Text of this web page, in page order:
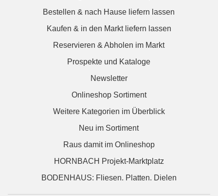
Bestellen & nach Hause liefern lassen
Kaufen & in den Markt liefern lassen
Reservieren & Abholen im Markt
Prospekte und Kataloge
Newsletter
Onlineshop Sortiment
Weitere Kategorien im Überblick
Neu im Sortiment
Raus damit im Onlineshop
HORNBACH Projekt-Marktplatz
BODENHAUS: Fliesen. Platten. Dielen